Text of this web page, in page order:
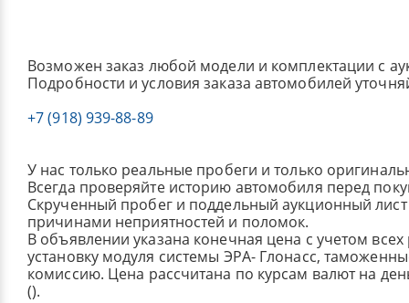
Возможен заказ любой модели и комплектации с
Подробности и условия заказа автомобилей
+7 (918) 939-88-89
У нас только реальные пробеги и только
Всегда проверяйте историю автомобиля перед
Скрученный пробег и поддельный аукционный лист
причинами неприятностей и поломок.
В объявлении указана конечная цена с учетом
установку модуля системы ЭРА- Глонасс,
комиссию. Цена рассчитана по курсам валют на
().